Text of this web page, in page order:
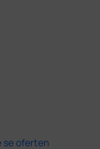
se oferten